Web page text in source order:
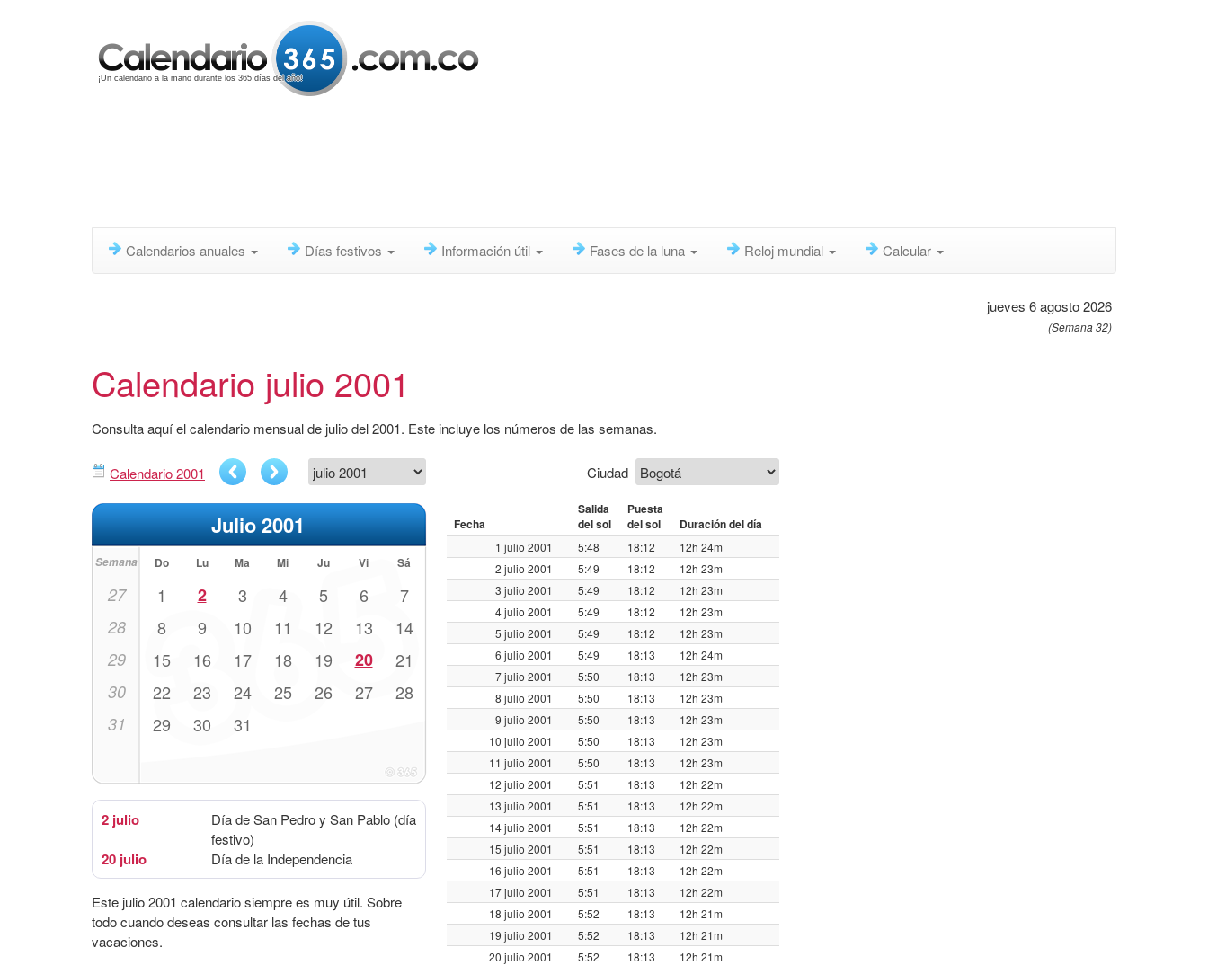
¡Un calendario a la mano durante los 365 días del año!
Calendarios anuales Días festivos Información útil Fases de la luna Reloj mundial Calcular
jueves 6 agosto 2026
(Semana 32)
Calendario julio 2001
Consulta aquí el calendario mensual de julio del 2001. Este incluye los números de las semanas.
Calendario 2001
Julio 2001
Semana Do Lu Ma Mi Ju Vi Sá
27 1 2 3 4 5 6 7
28 8 9 10 11 12 13 14
29 15 16 17 18 19 20 21
30 22 23 24 25 26 27 28
31 29 30 31
2 julio
Día de San Pedro y San Pablo (día
festivo)
20 julio Día de la Independencia
Este julio 2001 calendario siempre es muy útil. Sobre
todo cuando deseas consultar las fechas de tus
vacaciones.
Ciudad
Fecha
Salida
del sol
Puesta
del sol
Duración del día
1 julio 2001 5:48 18:12
12h 24m
2 julio 2001
5:49 18:12
12h 23m
3 julio 2001
5:49 18:12
12h 23m
4 julio 2001
5:49 18:12
12h 23m
5 julio 2001
5:49 18:12
12h 23m
6 julio 2001
5:49 18:13
12h 24m
7 julio 2001
5:50 18:13
12h 23m
8 julio 2001
5:50 18:13
12h 23m
9 julio 2001
5:50 18:13
12h 23m
10 julio 2001
5:50 18:13
12h 23m
11 julio 2001
5:50 18:13
12h 23m
12 julio 2001
5:51 18:13
12h 22m
13 julio 2001
5:51 18:13
12h 22m
14 julio 2001
5:51 18:13
12h 22m
15 julio 2001
5:51 18:13
12h 22m
16 julio 2001
5:51 18:13
12h 22m
17 julio 2001
5:51 18:13
12h 22m
18 julio 2001
5:52 18:13
12h 21m
19 julio 2001
5:52 18:13
12h 21m
20 julio 2001
5:52 18:13
12h 21m